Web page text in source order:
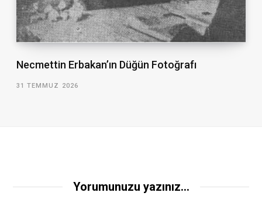
Necmettin Erbakan’ın Düğün Fotoğrafı
31 TEMMUZ 2026
Yorumunuzu yazınız...